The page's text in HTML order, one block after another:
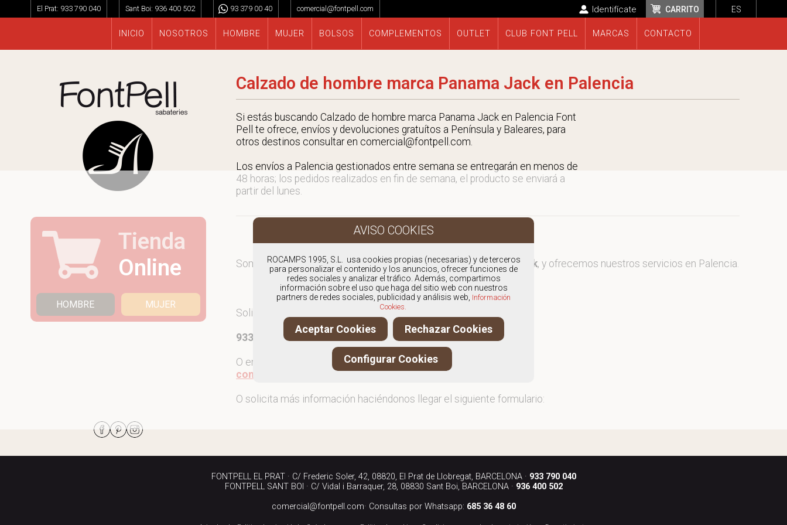
ES
El Prat: 933 790 040 Sant Boi: 936 400 502 93 379 00 40 comercial@fontpell.com CARRITO
Identifícate
INICIO NOSOTROS HOMBRE MUJER BOLSOS COMPLEMENTOS OUTLET CLUB FONT PELL MARCAS CONTACTO
Tienda
Online
HOMBRE MUJER
Calzado de hombre marca Panama Jack en Palencia
Si estás buscando Calzado de hombre marca Panama Jack en Palencia Font
Pell te ofrece, envíos y devoluciones gratuítos a Península y Baleares, para
otros destinos consultar en comercial@fontpell.com.
Los envíos a Palencia gestionados entre semana se entregarán en menos de
48 horas; los pedidos realizados en fin de semana, el producto se enviará a
partir del lunes.
Somosespecialistas en Calzado de hombre marca Panama Jack, y ofrecemos nuestros servicios en Palencia.
Solicita más información llamándonos a los teléfonos:
933 790 040
O enviándonos un correo electrónico a:
comercial@fontpell.com
O solicita más información haciéndonos llegar el siguiente formulario:
FONTPELL EL PRAT · C/ Frederic Soler, 42, 08820, El Prat de Llobregat, BARCELONA · 933 790 040
FONTPELL SANT BOI · C/ Vidal i Barraquer, 28, 08830 Sant Boi, BARCELONA · 936 400 502
comercial@fontpell.com· Consultas por Whatsapp: 685 36 48 60
ROCAMPS 1995, S.L. usa cookies propias (necesarias) y de terceros
para personalizar el contenido y los anuncios, ofrecer funciones de
redes sociales y analizar el tráfico. Además, compartimos
información sobre el uso que haga del sitio web con nuestros
partners de redes sociales, publicidad y análisis web, Información
Cookies.
Aceptar Cookies Rechazar Cookies
Configurar Cookies